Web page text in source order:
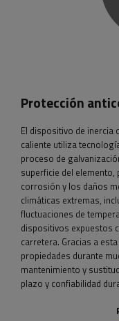
Protección
El dispositivo de inercia
caliente utiliza
proceso de
superficie del
corrosión y los daños
climáticas extremas,
fluctuaciones de
dispositivos expuestos
carretera. Gracias a
propiedades durante
mantenimiento y
plazo y confiabilidad